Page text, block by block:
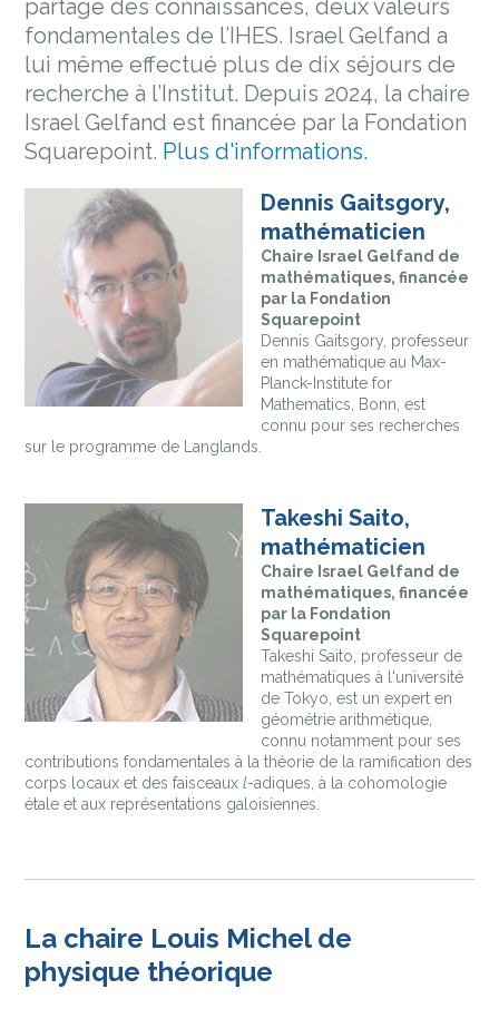
partage des connaissances, deux valeurs
fondamentales de l’IHES. Israel Gelfand a
lui même effectué plus de dix séjours de
recherche à l’Institut. Depuis 2024, la chaire
Israel Gelfand est financée par la Fondation
Squarepoint. Plus d'informations.
Dennis Gaitsgory,
mathématicien
Chaire Israel Gelfand de
mathématiques, financée
par la Fondation
Squarepoint
Dennis Gaitsgory, professeur
en mathématique au Max-
Planck-Institute for
Mathematics, Bonn, est
connu pour ses recherches
sur le programme de Langlands.
Takeshi Saito,
mathématicien
Chaire Israel Gelfand de
mathématiques, financée
par la Fondation
Squarepoint
Takeshi Saito, professeur de
mathématiques à l'université
de Tokyo, est un expert en
géométrie arithmétique,
connu notamment pour ses
contributions fondamentales à la théorie de la ramification des
corps locaux et des faisceauxl-adiques, à la cohomologie
étale et aux représentations galoisiennes.
La chaire Louis Michel de
physique théorique